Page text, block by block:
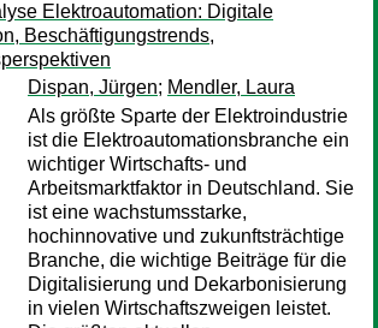
Elektroautomation: Digitale
Beschäftigungstrends,
Dispan, Jürgen; Mendler, Laura
Als größte Sparte der Elektroindustrie
ist die Elektroautomationsbranche ein
wichtiger Wirtschafts- und
Arbeitsmarktfaktor in Deutschland. Sie
ist eine wachstumsstarke,
hochinnovative und zukunftsträchtige
Branche, die wichtige Beiträge für die
Digitalisierung und Dekarbonisierung
in vielen Wirtschaftszweigen leistet.